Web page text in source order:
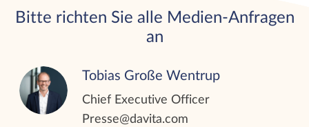
Bitte richten Sie alle Medien-Anfragen
an
Tobias Große Wentrup
Chief Executive Officer
Presse@davita.com